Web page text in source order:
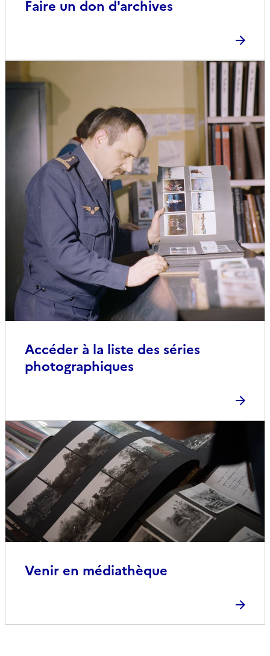
Faire un don d'archives
Accéder à la liste des séries
photographiques
Venir en médiathèque